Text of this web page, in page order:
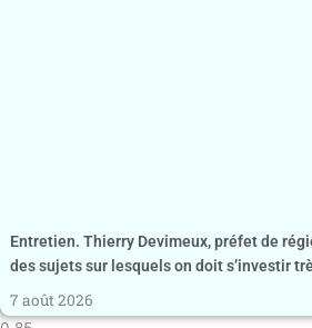
Entretien. Thierry Devimeux, préfet de
des sujets sur lesquels on doit s’investir
7 août 2026